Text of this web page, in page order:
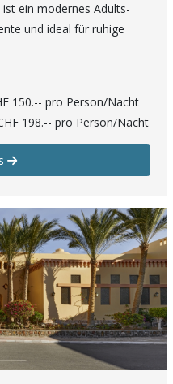
ein modernes Adults-
und ideal für ruhige
150.-- pro Person/Nacht
198.-- pro Person/Nacht